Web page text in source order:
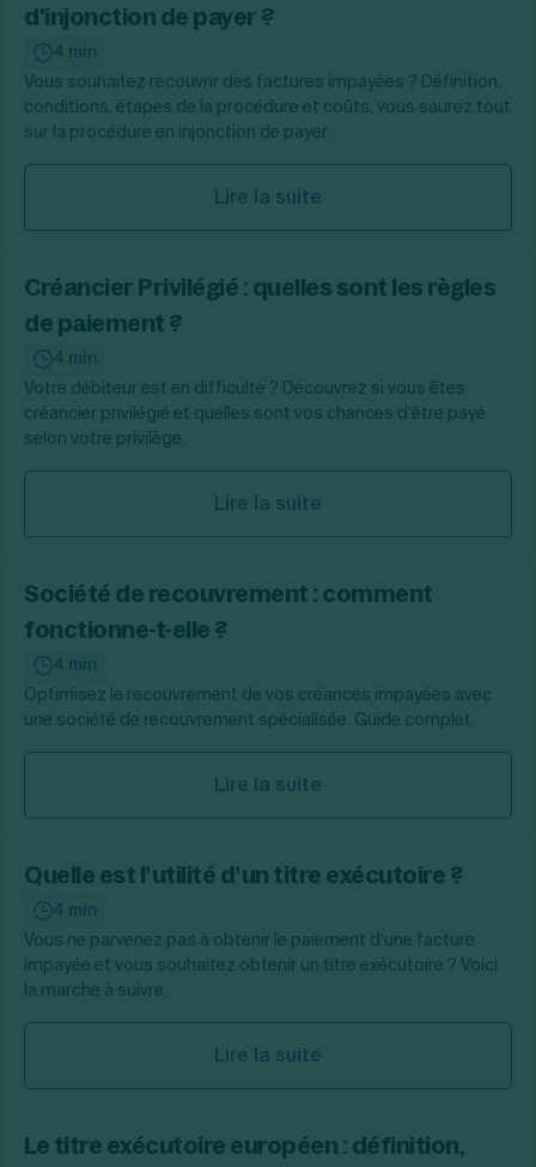
d'injonction de payer ?
4 min
Vous souhaitez recouvrir des factures impayées ? Définition,
conditions, étapes de la procédure et coûts, vous saurez tout
sur la procédure en injonction de payer.
Lire la suite
Créancier Privilégié : quelles sont les règles
de paiement ?
4 min
Votre débiteur est en difficulté ? Découvrez si vous êtes
créancier privilégié et quelles sont vos chances d’être payé
selon votre privilège.
Lire la suite
Société de recouvrement : comment
fonctionne-t-elle ?
4 min
Optimisez le recouvrement de vos créances impayées avec
une société de recouvrement spécialisée. Guide complet.
Lire la suite
Quelle est l’utilité d’un titre exécutoire ?
4 min
Vous ne parvenez pas à obtenir le paiement d’une facture
impayée et vous souhaitez obtenir un titre exécutoire ? Voici
la marche à suivre.
Lire la suite
Le titre exécutoire européen : définition,